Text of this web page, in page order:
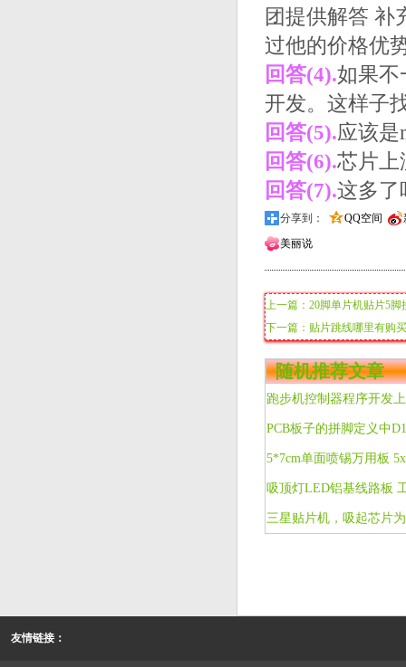
团提供解答 补
过他的价格优
回答(4).如果不
开发。这样子
回答(5).应该是
回答(6).芯片上
回答(7).这多了
分享到： QQ空间
美丽说
上一篇：20脚单片机贴片5
下一篇：贴片跳线哪里有购
随机推荐文章
PCB板子的拼脚定义中
友情链接：